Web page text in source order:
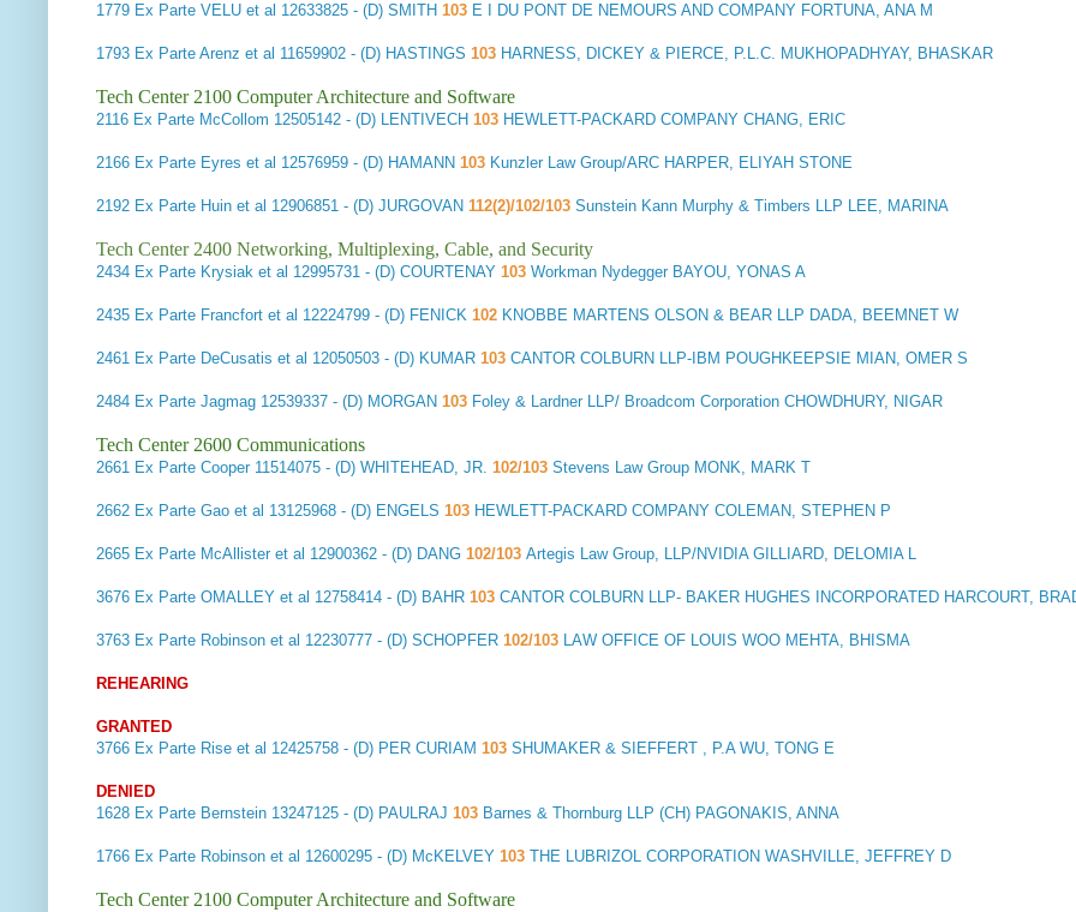
1779 Ex Parte VELU et al 12633825 - (D) SMITH 103 E I DU PONT DE NEMOURS AND COMPANY FORTUNA, ANA M
1793 Ex Parte Arenz et al 11659902 - (D) HASTINGS 103 HARNESS, DICKEY & PIERCE, P.L.C. MUKHOPADHYAY, BHASKAR
Tech Center 2100 Computer Architecture and Software
2116 Ex Parte McCollom 12505142 - (D) LENTIVECH 103 HEWLETT-PACKARD COMPANY CHANG, ERIC
2166 Ex Parte Eyres et al 12576959 - (D) HAMANN 103 Kunzler Law Group/ARC HARPER, ELIYAH STONE
2192 Ex Parte Huin et al 12906851 - (D) JURGOVAN 112(2)/102/103 Sunstein Kann Murphy & Timbers LLP LEE, MARINA
Tech Center 2400 Networking, Multiplexing, Cable, and Security
2434 Ex Parte Krysiak et al 12995731 - (D) COURTENAY 103 Workman Nydegger BAYOU, YONAS A
2435 Ex Parte Francfort et al 12224799 - (D) FENICK 102 KNOBBE MARTENS OLSON & BEAR LLP DADA, BEEMNET W
2461 Ex Parte DeCusatis et al 12050503 - (D) KUMAR 103 CANTOR COLBURN LLP-IBM POUGHKEEPSIE MIAN, OMER S
2484 Ex Parte Jagmag 12539337 - (D) MORGAN 103 Foley & Lardner LLP/ Broadcom Corporation CHOWDHURY, NIGAR
Tech Center 2600 Communications
2661 Ex Parte Cooper 11514075 - (D) WHITEHEAD, JR. 102/103 Stevens Law Group MONK, MARK T
2662 Ex Parte Gao et al 13125968 - (D) ENGELS 103 HEWLETT-PACKARD COMPANY COLEMAN, STEPHEN P
2665 Ex Parte McAllister et al 12900362 - (D) DANG 102/103 Artegis Law Group, LLP/NVIDIA GILLIARD, DELOMIA L
3676 Ex Parte OMALLEY et al 12758414 - (D) BAHR 103 CANTOR COLBURN LLP- BAKER HUGHES INCORPORATED HARCOURT,
3763 Ex Parte Robinson et al 12230777 - (D) SCHOPFER 102/103 LAW OFFICE OF LOUIS WOO MEHTA, BHISMA
REHEARING
GRANTED
3766 Ex Parte Rise et al 12425758 - (D) PER CURIAM 103 SHUMAKER & SIEFFERT , P.A WU, TONG E
DENIED
1628 Ex Parte Bernstein 13247125 - (D) PAULRAJ 103 Barnes & Thornburg LLP (CH) PAGONAKIS, ANNA
1766 Ex Parte Robinson et al 12600295 - (D) McKELVEY 103 THE LUBRIZOL CORPORATION WASHVILLE, JEFFREY D
Tech Center 2100 Computer Architecture and Software